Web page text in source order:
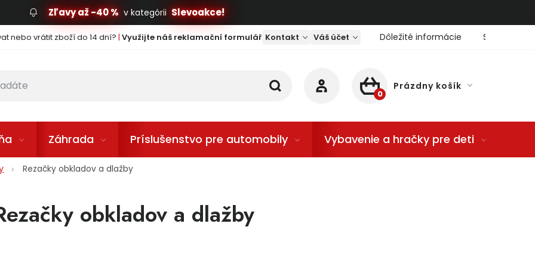
Zľavy až -40 % v kategórii Slevoakce!
nebo vrátit zboží do 14 dní? | Využijte náš reklamační formulář Kontakt Váš účet Dôležité informácie Servis
NÁKUPNÝ KOŠÍK
Prázdny košík
Záhrada Príslušenstvo pre automobily Vybavenie a hračky pre deti
Rezačky obkladov a dlažby
obkladov a dlažby